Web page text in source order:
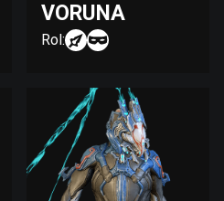
VORUNA
Rol: